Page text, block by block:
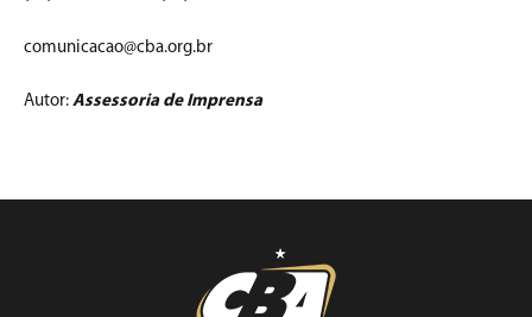
comunicacao@cba.org.br
Autor: Assessoria de Imprensa